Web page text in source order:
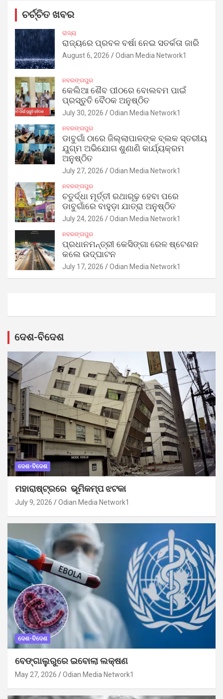
ଚର୍ଚ୍ଚିତ ଖବର
ରାଜ୍ୟ
ରାଜ୍ୟରେ ପ୍ରବଳ ବର୍ଷା ନେଇ ସତର୍କତା ଜାରି
August 6, 2026 Odian Media Network1
ନବରଙ୍ଗପୁର
କେଲିଆ ଶୈବ ପୀଠରେ ବୋଲବମ ପାଇଁ
ପ୍ରସ୍ତୁତି ବୈଠକ ଅନୁଷ୍ଠିତ
July 30, 2026 Odian Media Network1
ନବରଙ୍ଗପୁର
ଡାବୁଗାଁ ଠାରେ ଜିଲ୍ଲାପାଳଙ୍କ ବ୍ଲକ ସ୍ତରୀୟ
ଯୁଗ୍ମ ଅଭିଯୋଗ ଶୁଣାଣି କାର୍ଯ୍ୟକ୍ରମ
ଅନୁଷ୍ଠିତ
July 27, 2026 Odian Media Network1
ନବରଙ୍ଗପୁର
ଚତୁର୍ଦ୍ଧା ମୂର୍ତ୍ତୀ ରଥାରୂଢ଼ ହେବା ପରେ
ଡାବୁଗାଁରେ ବାହୁଡ଼ା ଯାତ୍ରା ଅନୁଷ୍ଠିତ
July 24, 2026 Odian Media Network1
ନବରଙ୍ଗପୁର
ପ୍ରଧାନମନ୍ତ୍ରୀ କେସିଙ୍ଗା ରେଳ ଷ୍ଟେଶନ
କଲେ ଉଦ୍‌ଘାଟନ
July 17, 2026 Odian Media Network1
ଦେଶ-ବିଦେଶ
ଦେଶ-ବିଦେଶ
ମହାରାଷ୍ଟ୍ରରେ ଭୂମିକମ୍ପ ଝଟକା
July 9, 2026 Odian Media Network1
ଦେଶ-ବିଦେଶ
ବେଙ୍ଗାଲୁରୁରେ ଇବୋଲା ଲକ୍ଷଣ
May 27, 2026 Odian Media Network1